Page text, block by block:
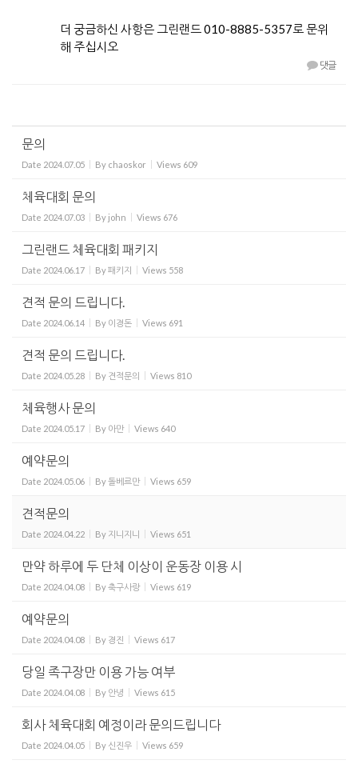
더 궁금하신 사항은 그린랜드 010-8885-5357로 문위
해 주십시오
댓글
문의
Date 2024.07.05 By chaoskor Views 609
체육대회 문의
Date 2024.07.03 By john Views 676
그린랜드 체육대회 패키지
Date 2024.06.17 By패키지 Views 558
견적 문의 드립니다.
Date 2024.06.14 By 이경돈 Views 691
견적 문의 드립니다.
Date 2024.05.28 By 견적문의 Views 810
체육행사 문의
Date 2024.05.17 By 아만 Views 640
예약문의
Date 2024.05.06 By돌베르만 Views 659
견적문의
Date 2024.04.22 By 지니지니 Views 651
만약 하루에 두 단체 이상이 운동장 이용 시
Date 2024.04.08 By축구사랑 Views 619
예약문의
Date 2024.04.08 By 경진 Views 617
당일 족구장만 이용 가능 여부
Date 2024.04.08 By 안녕 Views 615
회사 체육대회 예정이라 문의드립니다
Date 2024.04.05 By 신진우 Views 659